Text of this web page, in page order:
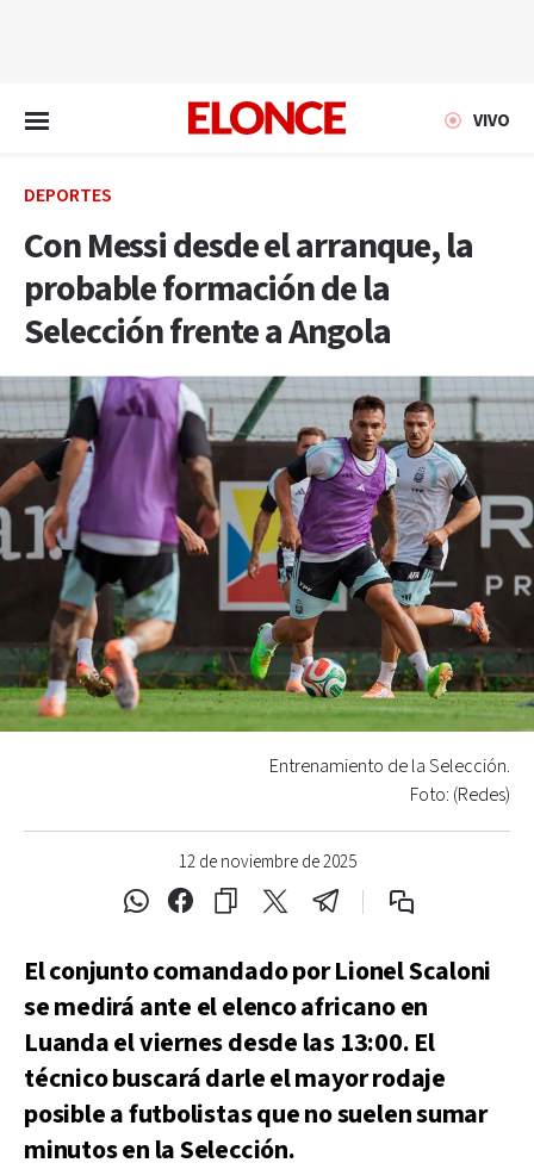
VIVO
DEPORTES
Con Messi desde el arranque, la
probable formación de la
Selección frente a Angola
12 de noviembre de 2025
Entrenamiento de la Selección.
Foto: (Redes)
El conjunto comandado por Lionel Scaloni
se medirá ante el elenco africano en
Luanda el viernes desde las 13:00. El
técnico buscará darle el mayor rodaje
posible a futbolistas que no suelen sumar
minutos en la Selección.